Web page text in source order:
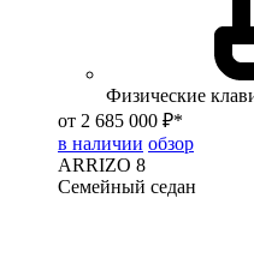
Физические
от 2 685 000 ₽*
в наличии обзор
ARRIZO 8
Семейный седан